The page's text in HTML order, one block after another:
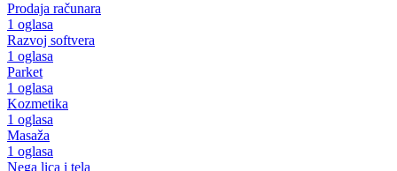
Prodaja računara
1 oglasa
Razvoj softvera
1 oglasa
Parket
1 oglasa
Kozmetika
1 oglasa
Masaža
1 oglasa
Nega lica i tela